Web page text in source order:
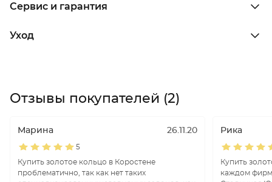
Сервис и гарантия
Уход
Отзывы покупателей (2)
Марина 26.11.20
5
Купить золотое кольцо в Коростене
проблематично, так как нет таких
Рика
Купить
каждом